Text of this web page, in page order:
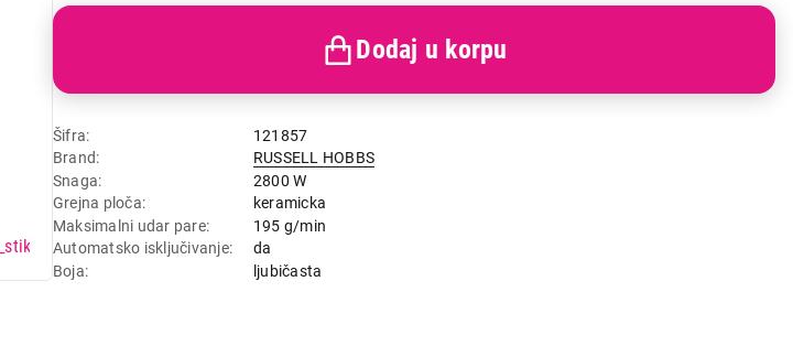
Šifra
121857
Brand
RUSSELL HOBBS
Snaga
2800 W
Grejna ploča
keramicka
Maksimalni udar pare
195 g/min
Automatsko isključivanje
da
Boja
ljubičasta
Dodaj u korpu